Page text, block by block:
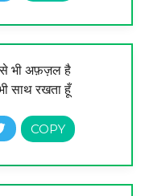
से भी अफ़ज़ल है
साथ रखता हूँ